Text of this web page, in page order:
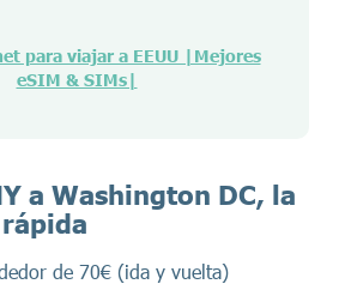
para viajar a EEUU |Mejores
eSIM & SIMs|
a Washington DC, la
de 70€ (ida y vuelta)